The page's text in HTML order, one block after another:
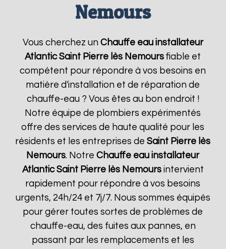
Nemours
Vous cherchez un Chauffe eau installateur
Atlantic Saint Pierre lès Nemours fiable et
compétent pour répondre à vos besoins en
matière d'installation et de réparation de
chauffe-eau ? Vous êtes au bon endroit !
Notre équipe de plombiers expérimentés
offre des services de haute qualité pour les
résidents et les entreprises deSaint Pierre lès
Nemours. NotreChauffe eau installateur
Atlantic Saint Pierre lès Nemoursintervient
rapidement pour répondre à vos besoins
urgents, 24h/24 et 7j/7. Nous sommes équipés
pour gérer toutes sortes de problèmes de
chauffe-eau, des fuites aux pannes, en
passant par les remplacements et les